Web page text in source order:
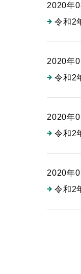
2020年
令和2
2020年
令和2
2020年
令和2
2020年
令和2